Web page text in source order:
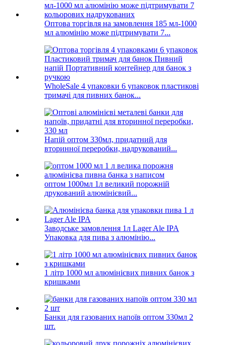
Оптова торгівля на замовлення 185 мл-1000
мл алюмінію може підтримувати 7...
WholeSale 4 упаковки 6 упаковок пластикові
тримачі для пивних банок...
Напій оптом 330мл, придатний для
вторинної переробки, надрукований...
оптом 1000мл 1л великий порожній
друкований алюмінієвий...
Заводське замовлення 1л Lager Ale IPA
Упаковка для пива з алюмінію...
1 літр 1000 мл алюмінієвих пивних банок з
кришками
Банки для газованих напоїв оптом 330мл 2
шт.